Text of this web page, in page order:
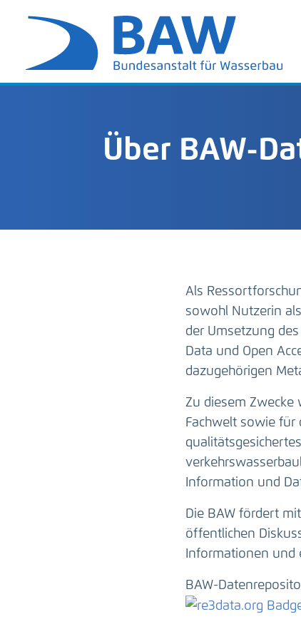
Über BAW-
Als
sowohl Nutzerin
der Umsetzung
Data und Open
dazugehörigen
Zu diesem
Fachwelt sowie für
Information und
Die BAW fördert
öffentlichen
Informationen und
BAW-